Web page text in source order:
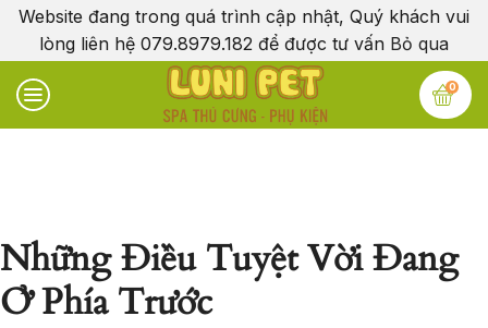
Website đang trong quá trình cập nhật, Quý khách vui
lòng liên hệ 079.8979.182 để được tư vấn Bỏ qua
0
Những Điều Tuyệt Vời Đang
Ở Phía Trước